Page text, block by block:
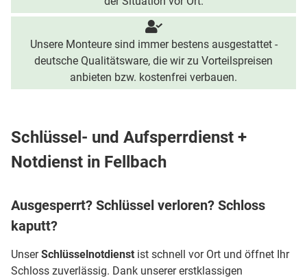
Unsere Monteure sind immer bestens ausgestattet -
deutsche Qualitätsware, die wir zu Vorteilspreisen
anbieten bzw. kostenfrei verbauen.
Schlüssel- und Aufsperrdienst +
Notdienst in Fellbach
Ausgesperrt? Schlüssel verloren? Schloss
kaputt?
UnserSchlüsselnotdienst ist schnell vor Ort und öffnet Ihr
Schloss zuverlässig. Dank unserer erstklassigen